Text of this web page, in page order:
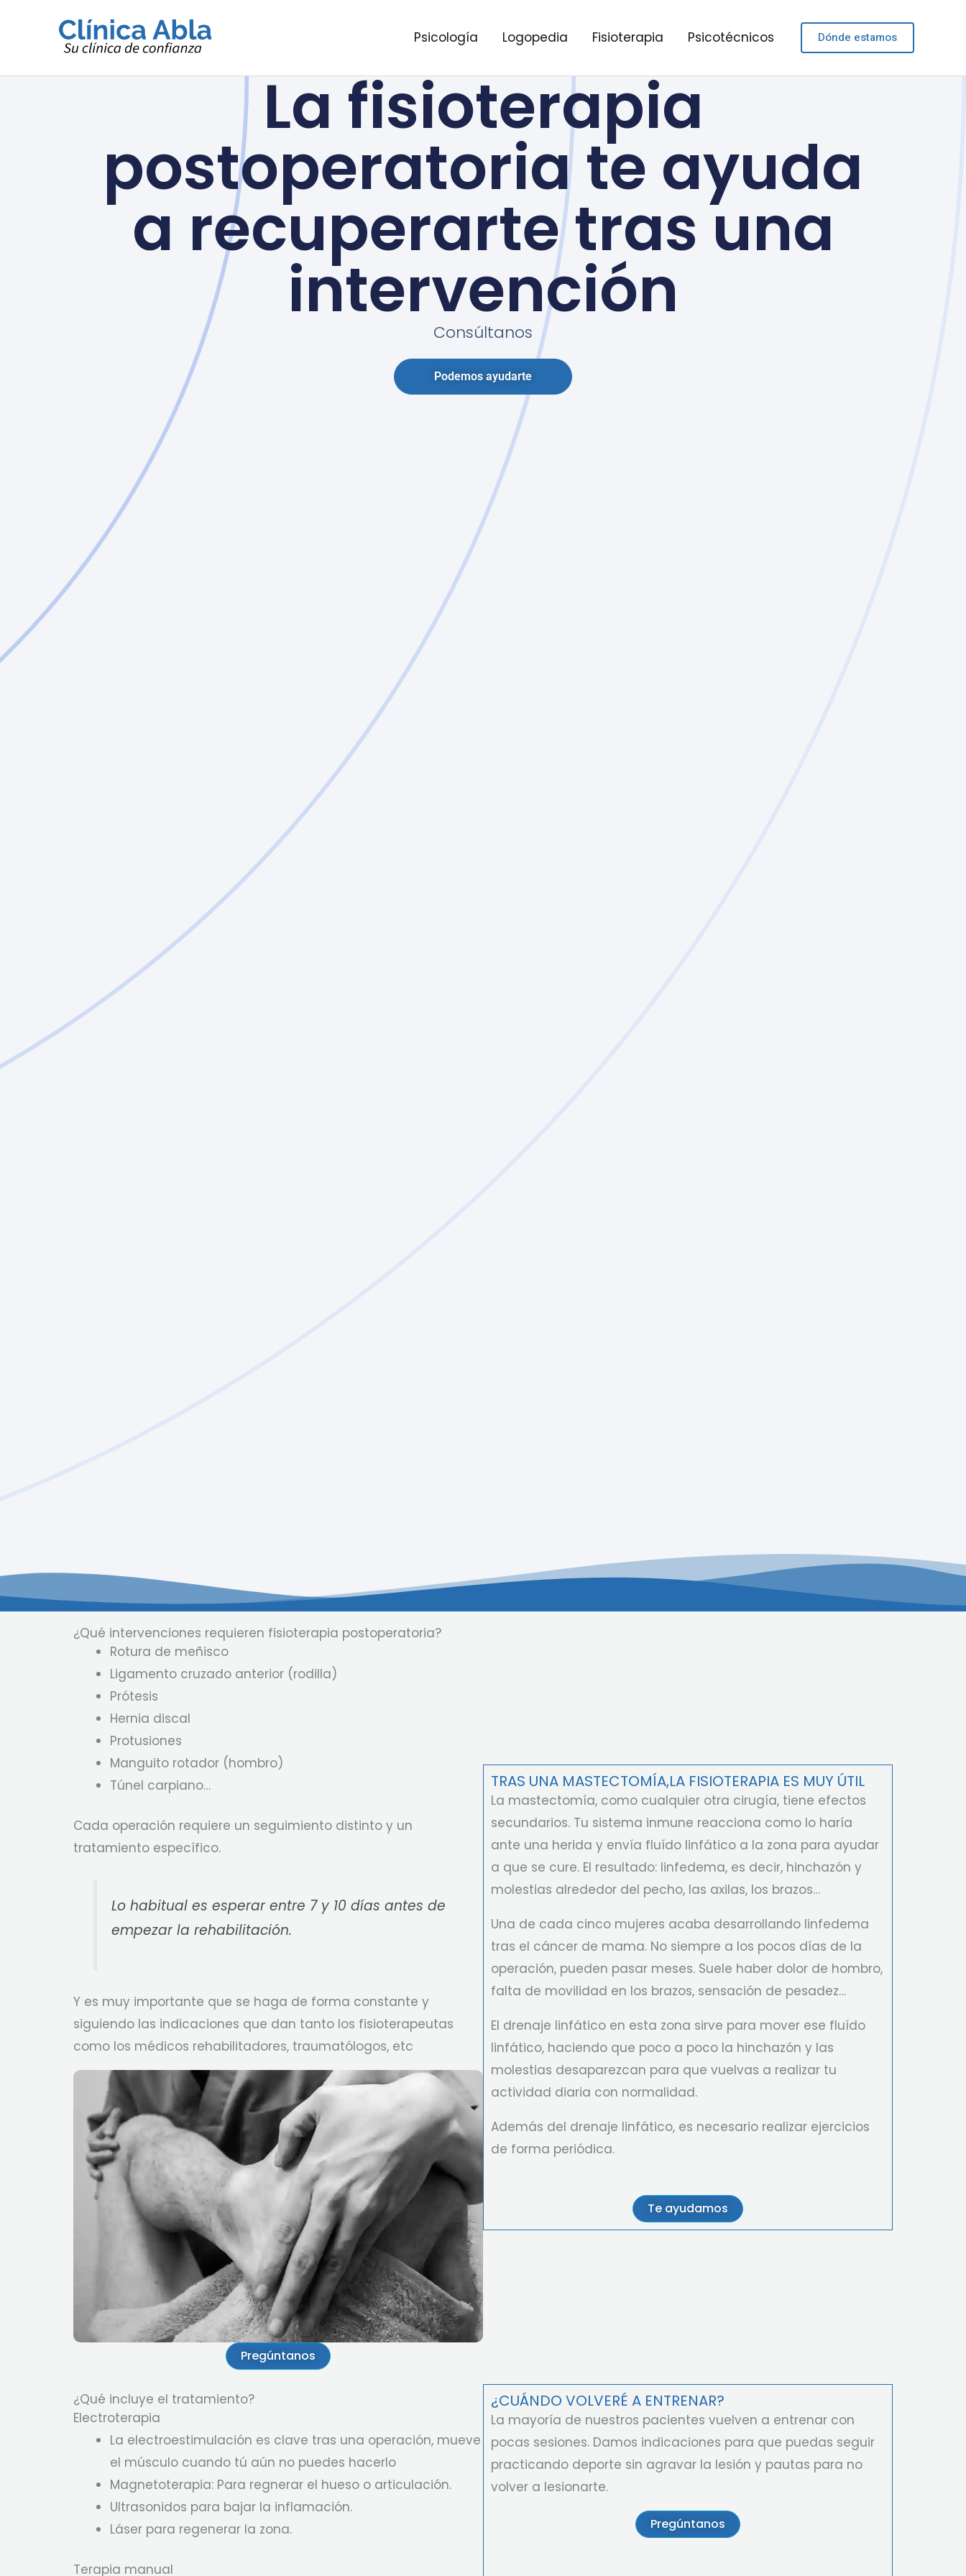
Psicología Logopedia Fisioterapia Psicotécnicos Dónde estamos
La fisioterapia
postoperatoria te ayuda
a recuperarte tras una
intervención
Consúltanos
Podemos ayudarte
¿Qué intervenciones requieren fisioterapia postoperatoria?
Rotura de meñisco
Ligamento cruzado anterior (rodilla)
Prótesis
Hernia discal
Protusiones
Manguito rotador (hombro)
Túnel carpiano…
Cada operación requiere un seguimiento distinto y un
tratamiento específico.
Lo habitual es esperar entre 7 y 10 días antes de
empezar la rehabilitación.
Y es muy importante que se haga de forma constante y
siguiendo las indicaciones que dan tanto los fisioterapeutas
como los médicos rehabilitadores, traumatólogos, etc
Pregúntanos
TRAS UNA MASTECTOMÍA,LA FISIOTERAPIA ES MUY ÚTIL
La mastectomía, como cualquier otra cirugía, tiene efectos
secundarios. Tu sistema inmune reacciona como lo haría
ante una herida y envía fluído linfático a la zona para ayudar
a que se cure. El resultado: linfedema, es decir, hinchazón y
molestias alrededor del pecho, las axilas, los brazos…
Una de cada cinco mujeres acaba desarrollando linfedema
tras el cáncer de mama. No siempre a los pocos días de la
operación, pueden pasar meses. Suele haber dolor de hombro,
falta de movilidad en los brazos, sensación de pesadez…
El drenaje linfático en esta zona sirve para mover ese fluído
linfático, haciendo que poco a poco la hinchazón y las
molestias desaparezcan para que vuelvas a realizar tu
actividad diaria con normalidad.
Además del drenaje linfático, es necesario realizar ejercicios
de forma periódica.
Te ayudamos
¿Qué incluye el tratamiento?
Electroterapia
La electroestimulación es clave tras una operación, mueve
el músculo cuando tú aún no puedes hacerlo
Magnetoterapia: Para regnerar el hueso o articulación.
Ultrasonidos para bajar la inflamación.
Láser para regenerar la zona.
Terapia manual
¿CUÁNDO VOLVERÉ A ENTRENAR?
La mayoría de nuestros pacientes vuelven a entrenar con
pocas sesiones. Damos indicaciones para que puedas seguir
practicando deporte sin agravar la lesión y pautas para no
volver a lesionarte.
Pregúntanos